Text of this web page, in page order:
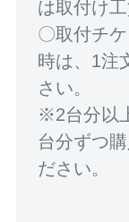
は取付け
〇取付チ
時は、1注
さい。
※2台分以
台分ずつ
ださい。